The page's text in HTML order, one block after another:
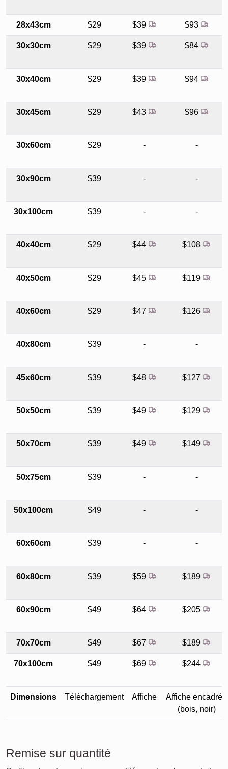
28x43cm $29 $39 $93
30x30cm $29 $39 $84
30x40cm $29 $39 $94
30x45cm $29 $43 $96
30x60cm $29 - -
30x90cm $39 - -
30x100cm $39 - -
40x40cm $29 $44 $108
40x50cm $29 $45 $119
40x60cm $29 $47 $126
40x80cm $39 - -
45x60cm $39 $48 $127
50x50cm $39 $49 $129
50x70cm $39 $49 $149
50x75cm $39 - -
50x100cm $49 - -
60x60cm $39 - -
60x80cm $39 $59 $189
60x90cm $49 $64 $205
70x70cm $49 $67 $189
70x100cm $49 $69 $244
Dimensions Téléchargement Affiche
Affiche encadrée
(bois, noir)
Remise sur quantité